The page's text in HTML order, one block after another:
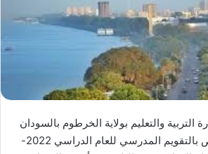
التربية والتعليم بولاية الخرطوم بالسودان
القرار رقم 175 والخاص بالتقويم المدرسي للعام الدراسي 2022-